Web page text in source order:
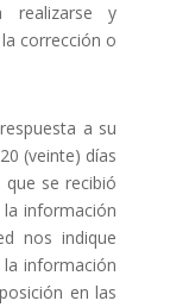
realizarse y
corrección o
a su
(veinte) días
se recibió
la información
nos indique
información
en las